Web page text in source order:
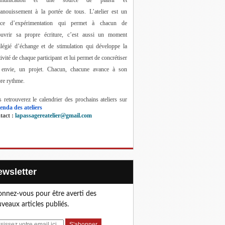
à la portée de tous. L’atelier est un
d’expérimentation qui permet à chacun de
sa propre écriture, c’est aussi un moment
d’échange et de stimulation qui développe la
de chaque participant et lui permet de concrétiser
un projet. Chacun, chacune avance à son
rythme.
retrouverez le calendrier des prochains ateliers sur
des ateliers
: lapassagereatelier@gmail.com
vous pour être averti des
articles publiés.